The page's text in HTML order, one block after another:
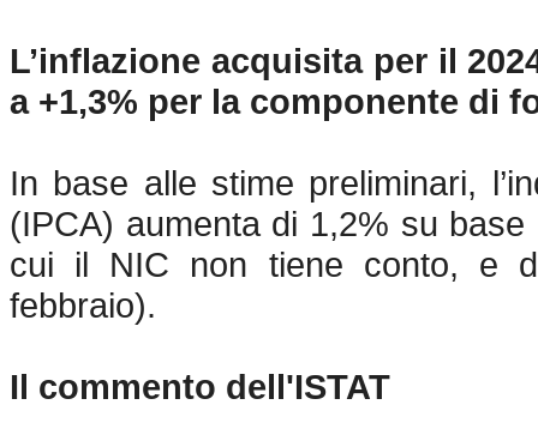
L’inflazione acquisita per il
a +1,3% per la componente di
In base alle stime preliminari,
(IPCA) aumenta di 1,2% su
cui il NIC non tiene conto, e
febbraio).
Il commento dell'ISTAT